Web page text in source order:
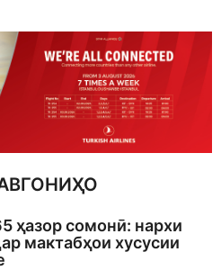
ҳазор сомонӣ: нархи
мактабҳои хусусии